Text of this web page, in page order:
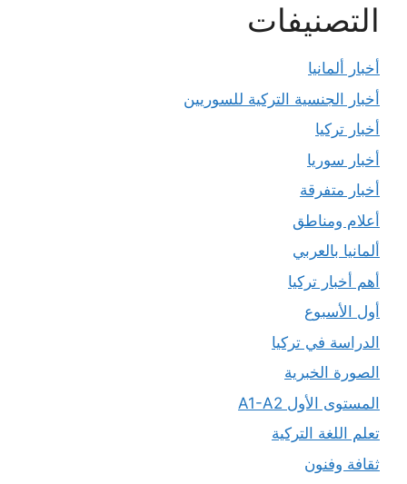
التصنيفات
أخبار ألمانيا
أخبار الجنسية التركية للسوريين
أخبار تركيا
أخبار سوريا
أخبار متفرقة
أعلام ومناطق
ألمانيا بالعربي
أهم أخبار تركيا
أول الأسبوع
الدراسة في تركيا
الصورة الخبرية
المستوى الأول A1-A2
تعلم اللغة التركية
ثقافة وفنون